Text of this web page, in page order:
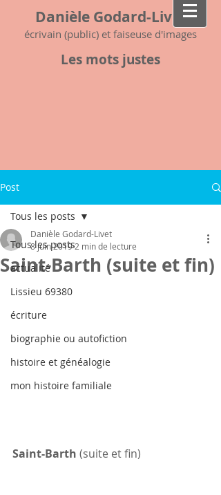
Danièle Godard-Livet
écrivain (public) et faiseuse d'images
Les mots justes
Post
Tous les posts
actualité
Lissieu 69380
écriture
biographie ou autofiction
histoire et généalogie
mon histoire familiale
Tous les posts
Saint-Barth (suite et fin)
Danièle Godard-Livet
8 juin 2019 2 min de lecture
Saint-Barth (suite et fin)